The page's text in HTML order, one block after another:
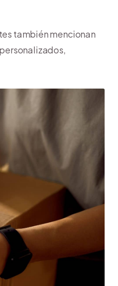
también mencionan
personalizados,